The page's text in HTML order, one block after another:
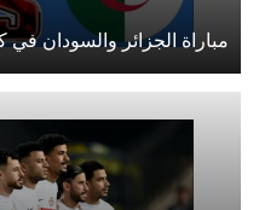
مباراة الجزائر والسودان في